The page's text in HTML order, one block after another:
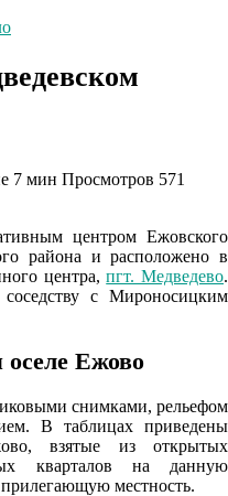
7 мин Просмотров 571
центром Ежовского
района и расположено в
центра,пгт. Медведево.
с Мироносицким
Ежово
снимками, рельефом
В таблицах приведены
взятые из открытых
кварталов на данную
прилегающую местность.